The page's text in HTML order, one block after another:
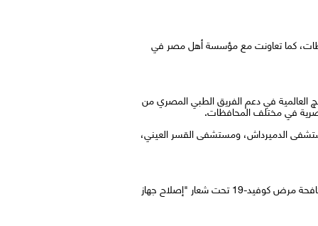
كما تعاونت مع مؤسسة أهل مصر في
العالمية في دعم الفريق الطبي المصري من
في مختلف المحافظات.
الدميرداش، ومستشفى القسر العيني،
بدعم من مؤسسة اورنچ ، اورنچ مصر تدعم قطاع الصحة في ضوء التزامها تجاه المجتمع المصري والجهود التي تبذلها الدولة في مكافحة مرض كوفيد-19 تحت شعار "إصلاح جهاز